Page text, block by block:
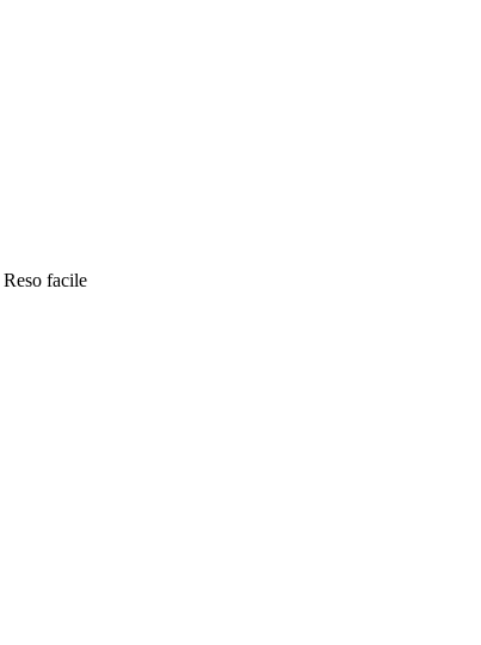
Reso facile